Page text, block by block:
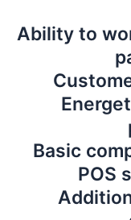
Ability to
Basic
POS